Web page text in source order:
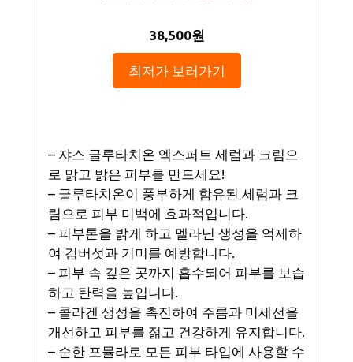
38,500원
최저가 보러가기
– 쟈스 글루타치온 엑스퍼트 세럼과 크림으
로 맑고 밝은 피부를 만드세요!
– 글루타치온이 풍부하게 함유된 세럼과 크
림으로 피부 미백에 효과적입니다.
– 피부톤을 밝게 하고 멜라닌 생성을 억제하
여 검버섯과 기미를 예방합니다.
– 피부 속 깊은 곳까지 흡수되어 피부를 보습
하고 탄력을 높입니다.
– 콜라겐 생성을 촉진하여 주름과 미세선을
개선하고 피부를 젊고 건강하게 유지합니다.
– 순한 포뮬라로 모든 피부 타입에 사용할 수